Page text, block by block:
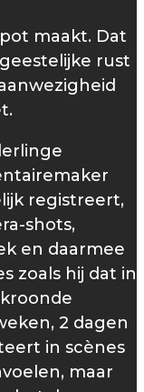
maakt. Dat
rust
registreert,
shots,
en daarmee
zoals hij dat in
2 dagen
in scènes
maar